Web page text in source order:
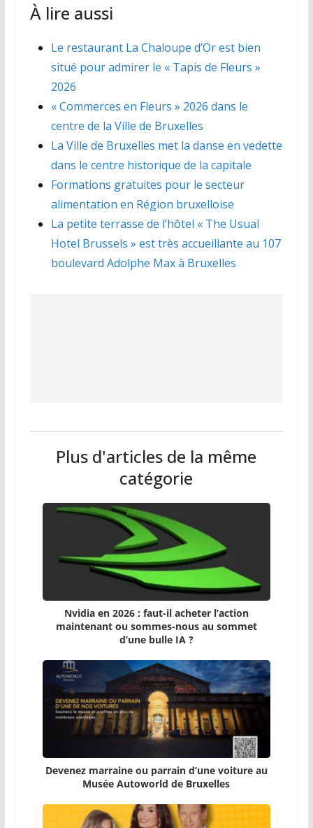
À lire aussi
Le restaurant La Chaloupe d’Or est bien
situé pour admirer le « Tapis de Fleurs »
2026
« Commerces en Fleurs » 2026 dans le
centre de la Ville de Bruxelles
La Ville de Bruxelles met la danse en vedette
dans le centre historique de la capitale
Formations gratuites pour le secteur
alimentation en Région bruxelloise
La petite terrasse de l’hôtel « The Usual
Hotel Brussels » est très accueillante au 107
boulevard Adolphe Max à Bruxelles
Plus d'articles de la même
catégorie
Nvidia en 2026 : faut-il acheter l’action
maintenant ou sommes-nous au sommet
d’une bulle IA ?
Devenez marraine ou parrain d’une voiture au
Musée Autoworld de Bruxelles